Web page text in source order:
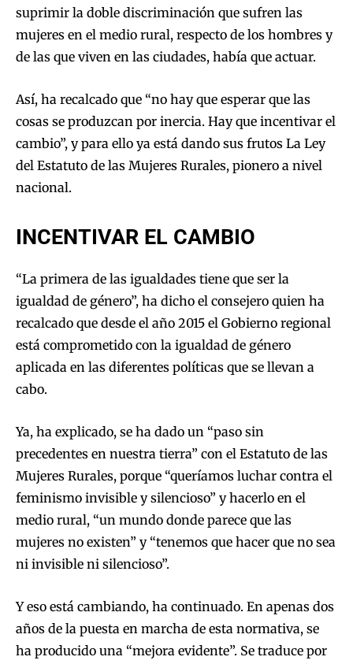
suprimir la doble discriminación que sufren las
mujeres en el medio rural, respecto de los hombres y
de las que viven en las ciudades, había que actuar.
Así, ha recalcado que “no hay que esperar que las
cosas se produzcan por inercia. Hay que incentivar el
cambio”, y para ello ya está dando sus frutos La Ley
del Estatuto de las Mujeres Rurales, pionero a nivel
nacional.
INCENTIVAR EL CAMBIO
“La primera de las igualdades tiene que ser la
igualdad de género”, ha dicho el consejero quien ha
recalcado que desde el año 2015 el Gobierno regional
está comprometido con la igualdad de género
aplicada en las diferentes políticas que se llevan a
cabo.
Ya, ha explicado, se ha dado un “paso sin
precedentes en nuestra tierra” con el Estatuto de las
Mujeres Rurales, porque “queríamos luchar contra el
feminismo invisible y silencioso” y hacerlo en el
medio rural, “un mundo donde parece que las
mujeres no existen” y “tenemos que hacer que no sea
ni invisible ni silencioso”.
Y eso está cambiando, ha continuado. En apenas dos
años de la puesta en marcha de esta normativa, se
ha producido una “mejora evidente”. Se traduce por